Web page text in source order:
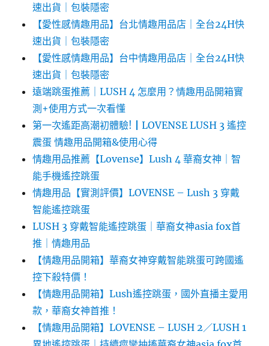
速出貨｜包裝隱密
【愛性感情趣用品】台北情趣用品店｜全台24H快
速出貨｜包裝隱密
【愛性感情趣用品】台中情趣用品店｜全台24H快
速出貨｜包裝隱密
遠端跳蛋推薦｜LUSH 4 怎麼用？情趣用品開箱實
測+使用方式一次看懂
第一次遙距高潮初體驗!┃LOVENSE LUSH 3 遙控
震蛋 情趣用品開箱&使用心得
情趣用品推薦【Lovense】Lush 4 華裔女神｜智
能手機遙控跳蛋
情趣用品【實測評價】LOVENSE – Lush 3 穿戴
智能遙控跳蛋
LUSH 3 穿戴智能遙控跳蛋｜華裔女神asia fox首
推｜情趣用品
【情趣用品開箱】華裔女神穿戴智能跳蛋可跨國遙
控下殺特價！
【情趣用品開箱】Lush遙控跳蛋，國外直播主愛用
款，華裔女神首推！
【情趣用品開箱】LOVENSE – LUSH 2／LUSH 1